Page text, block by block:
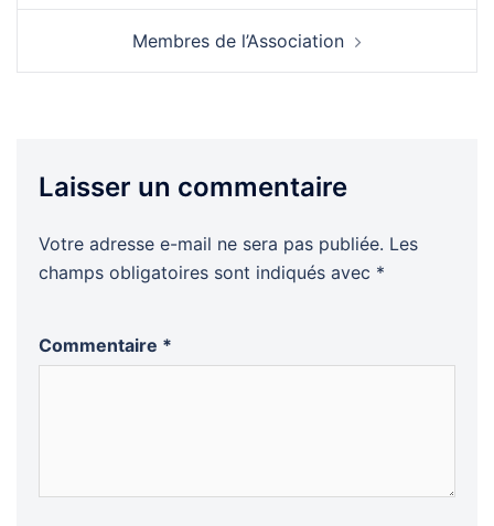
Membres de l’Association
Laisser un commentaire
Votre adresse e-mail ne sera pas publiée. Les
champs obligatoires sont indiqués avec *
Commentaire *